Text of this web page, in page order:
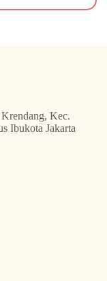
Kec.
Ibukota Jakarta